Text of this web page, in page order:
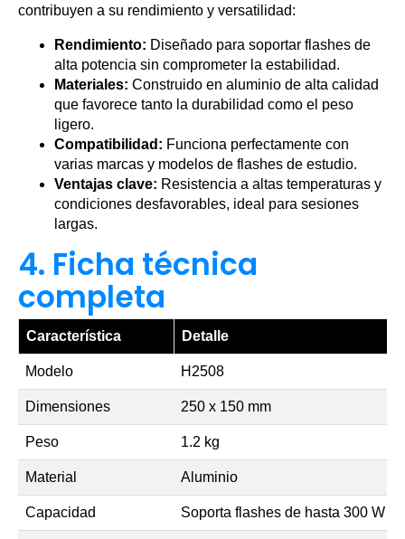
contribuyen a su rendimiento y versatilidad:
Rendimiento: Diseñado para soportar flashes de
alta potencia sin comprometer la estabilidad.
Materiales: Construido en aluminio de alta calidad
que favorece tanto la durabilidad como el peso
ligero.
Compatibilidad: Funciona perfectamente con
varias marcas y modelos de flashes de estudio.
Ventajas clave: Resistencia a altas temperaturas y
condiciones desfavorables, ideal para sesiones
largas.
4. Ficha técnica
completa
Característica Detalle
Modelo H2508
Dimensiones 250 x 150 mm
Peso 1.2 kg
Material Aluminio
Capacidad Soporta flashes de hasta 300 W